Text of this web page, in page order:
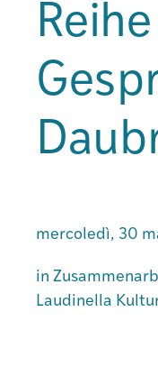
Progetti
Pubblicazioni
Persone
Istituto
mercoledì, 30
in
Laudinella